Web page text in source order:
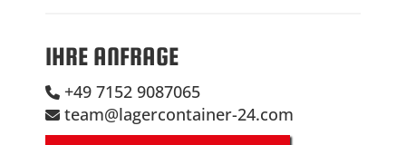
IHRE ANFRAGE
+49 7152 9087065
team@lagercontainer-24.com